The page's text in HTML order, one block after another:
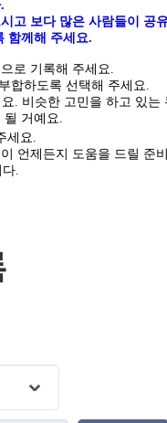
.
고 보다 많은 사람들이 공
함께해 주세요.
으로 기록해 주세요.
합하도록 선택해 주세요.
. 비슷한 고민을 하고 있는
될 거예요.
세요.
언제든지 도움을 드릴 준
다.